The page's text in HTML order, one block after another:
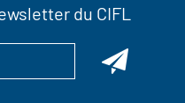
du CIFL